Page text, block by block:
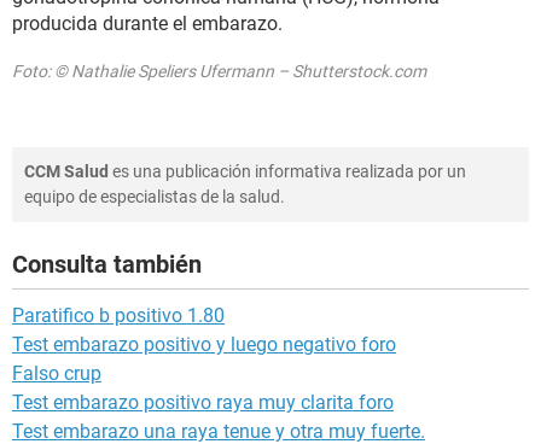
producida durante el embarazo.
Foto: © Nathalie Speliers Ufermann – Shutterstock.com
CCM Salud es una publicación informativa realizada por un
equipo de especialistas de la salud.
Consulta también
Paratifico b positivo 1.80
Test embarazo positivo y luego negativo foro
Falso crup
Test embarazo positivo raya muy clarita foro
Test embarazo una raya tenue y otra muy fuerte.